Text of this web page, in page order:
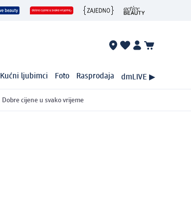
Kućni ljubimci Foto Rasprodaja dmLIVE ▶
Dobre cijene u svako vrijeme